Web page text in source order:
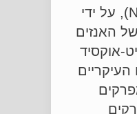
ניטריט-אוקסיד (NO), על ידי
האנזים
אוקסיד